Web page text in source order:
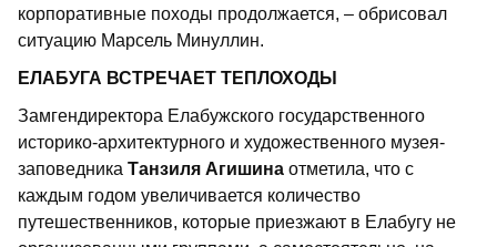
корпоративные походы продолжается, – обрисовал
ситуацию Марсель Минуллин.
ЕЛАБУГА ВСТРЕЧАЕТ ТЕПЛОХОДЫ
Замгендиректора Елабужского государственного
историко-архитектурного и художественного музея-
заповедника Танзиля Агишина отметила, что с
каждым годом увеличивается количество
путешественников, которые приезжают в Елабугу не